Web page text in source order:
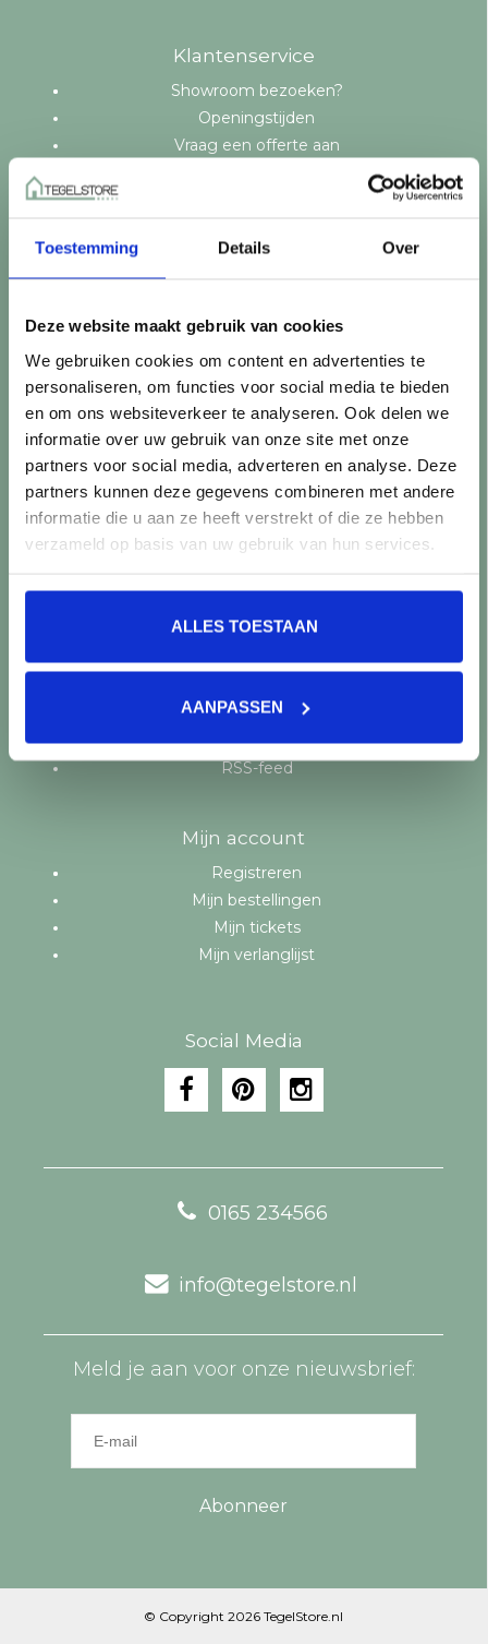
Toestemming Details Over
Deze website maakt gebruik van cookies
We gebruiken cookies om content en advertenties te
personaliseren, om functies voor social media te bieden
en om ons websiteverkeer te analyseren. Ook delen we
informatie over uw gebruik van onze site met onze
partners voor social media, adverteren en analyse. Deze
partners kunnen deze gegevens combineren met andere
informatie die u aan ze heeft verstrekt of die ze hebben
verzameld op basis van uw gebruik van hun services.
ALLES TOESTAAN
AANPASSEN
Klantenservice
Showroom bezoeken?
Openingstijden
Vraag een offerte aan
Controle vóór verwerking
Garantie & klachten
Mix & Match
Klantenservice
Veelgestelde vragen
Over TegelStore.nl
Contact
Algemene voorwaarden
Privacy Policy
Producten
Alle producten
Nieuwe producten
Merken
Tags
RSS-feed
Mijn account
Registreren
Mijn bestellingen
Mijn tickets
Mijn verlanglijst
Social Media
0165 234566
info@tegelstore.nl
Meld je aan voor onze nieuwsbrief:
Abonneer
© Copyright 2026 TegelStore.nl